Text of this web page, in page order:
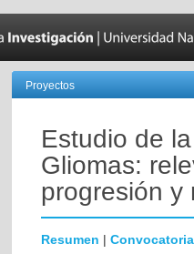
Proyectos
Estudio de
Gliomas:
progresión y
Resumen | Convocatoria